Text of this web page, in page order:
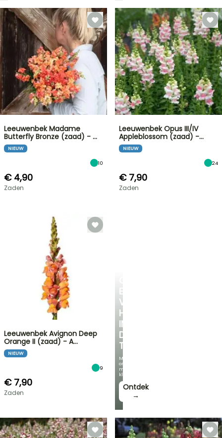
EEN
VERKOELEND
HOEKJE
IN
DE
TUIN
Met
onze
mooiste
klimplanten!
Ontdek
→
Leeuwenbek Madame
Butterfly Bronze (zaad) - …
NIEUW
10
€ 4,90
Zaden
Leeuwenbek Opus III/IV
Appleblossom (zaad) -…
NIEUW
24
€ 7,90
Zaden
Leeuwenbek Avignon Deep
Orange II (zaad) - A…
NIEUW
9
€ 7,90
Zaden